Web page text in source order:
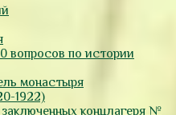
вопросов по истории
монастыря
1922)
концлагеря №